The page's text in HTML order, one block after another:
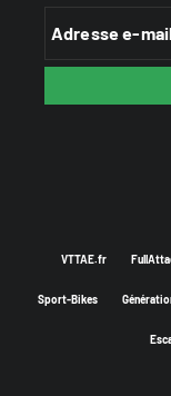
VTTAE.fr
Sport-Bikes